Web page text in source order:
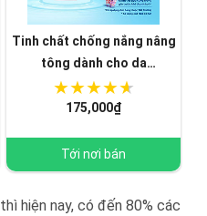
Tinh chất chống nắng nâng
tông dành cho da
khô/thường Sunplay Skin
Aqua Tone Up UV Essence
(50g)
175,000₫
Tới nơi bán
hiện nay, có đến 80% các